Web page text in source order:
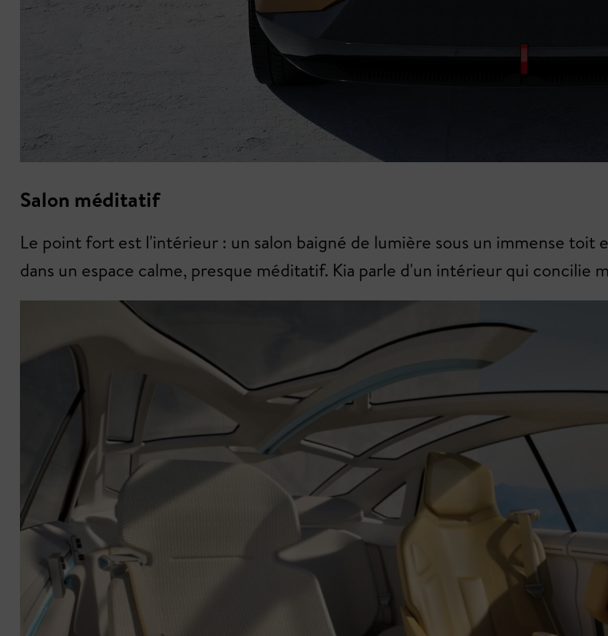
Salon méditatif
Le point fort est l'intérieur : un salon baigné de lumière sous un immense toit
dans un espace calme, presque méditatif. Kia parle d'un intérieur qui concilie